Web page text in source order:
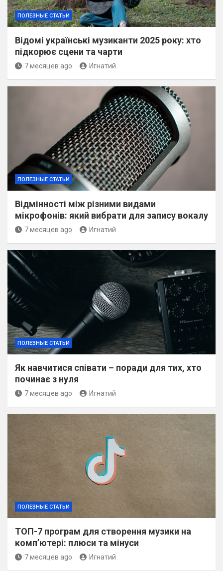
ПОЛЕЗНЫЕ СТАТЬИ
Відомі українські музиканти 2025 року: хто
підкорює сцени та чарти
7 месяцев ago Игнатий
ПОЛЕЗНЫЕ СТАТЬИ
Відмінності між різними видами
мікрофонів: який вибрати для запису вокалу
7 месяцев ago Игнатий
ПОЛЕЗНЫЕ СТАТЬИ
Як навчитися співати – поради для тих, хто
починає з нуля
7 месяцев ago Игнатий
ПОЛЕЗНЫЕ СТАТЬИ
ТОП-7 програм для створення музики на
комп’ютері: плюси та мінуси
7 месяцев ago Игнатий